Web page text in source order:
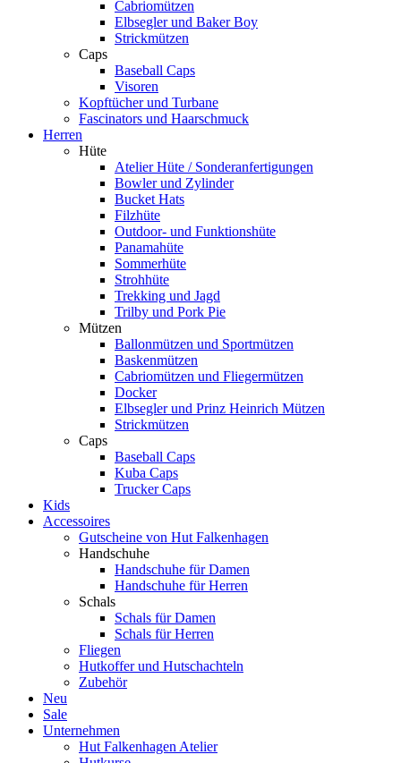
Cabriomützen
Elbsegler und Baker Boy
Strickmützen
Caps
Baseball Caps
Visoren
Kopftücher und Turbane
Fascinators und Haarschmuck
Herren
Hüte
Atelier Hüte / Sonderanfertigungen
Bowler und Zylinder
Bucket Hats
Filzhüte
Outdoor- und Funktionshüte
Panamahüte
Sommerhüte
Strohhüte
Trekking und Jagd
Trilby und Pork Pie
Mützen
Ballonmützen und Sportmützen
Baskenmützen
Cabriomützen und Fliegermützen
Docker
Elbsegler und Prinz Heinrich Mützen
Strickmützen
Caps
Baseball Caps
Kuba Caps
Trucker Caps
Kids
Accessoires
Gutscheine von Hut Falkenhagen
Handschuhe
Handschuhe für Damen
Handschuhe für Herren
Schals
Schals für Damen
Schals für Herren
Fliegen
Hutkoffer und Hutschachteln
Zubehör
Neu
Sale
Unternehmen
Hut Falkenhagen Atelier